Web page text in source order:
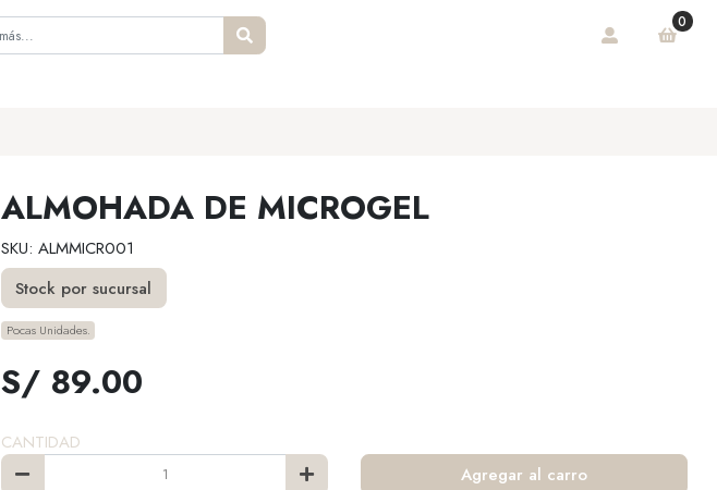
0
ALMOHADA DE MICROGEL
SKU: ALMMICR001
Stock por sucursal
Pocas Unidades.
S/ 89.00
CANTIDAD
Agregar al carro